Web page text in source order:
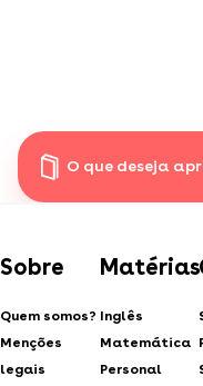
O que deseja
Sobre
Quem somos?
Menções
legais
Matérias
Inglês
Matemática
Personal